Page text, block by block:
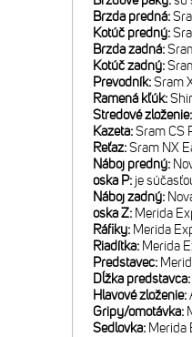
Brzda predná:
Kotúč predný:
Brzda zadná:
Kotúč zadný:
Prevodník:Sram
Ramená kľúk:
Stredové zloženie:
Kazeta:Sram CS
Reťaz:Sram NX
Náboj predný:
oska P: je
Náboj zadný:
oska Z: Merida
Ráfiky: Merida
Riadítka: Merida
Predstavec:
Dĺžka predstavca:
Hlavové zloženie:
Gripy/omotávka:
Sedlovka: Merida